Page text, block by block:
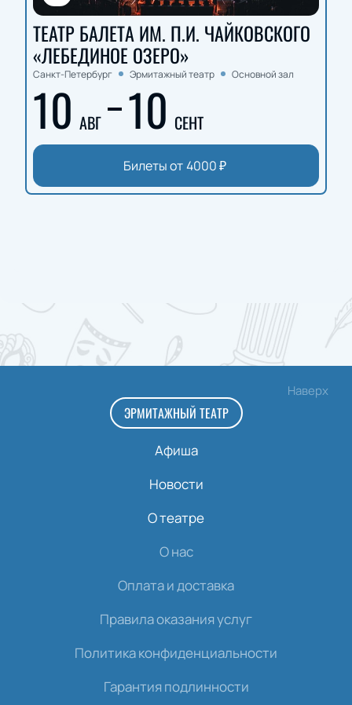
ТЕАТР БАЛЕТА ИМ. П.И. ЧАЙКОВСКОГО
«ЛЕБЕДИНОЕ ОЗЕРО»
Санкт-Петербург Эрмитажный театр Основной зал
10 АВГ 10 СЕНТ
Билеты от 4000₽
Наверх
ЭРМИТАЖНЫЙ ТЕАТР
Афиша
Новости
О театре
О нас
Оплата и доставка
Правила оказания услуг
Политика конфиденциальности
Гарантия подлинности